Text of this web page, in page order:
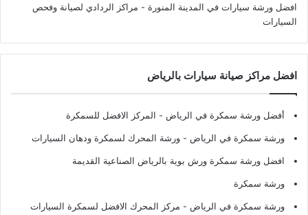
افضل ورشة سيارات في المدينة المنورة - مراكز الردادي لصيانة وفحص
السيارات
افضل مراكز صيانة سيارات بالرياض
أفضل ورشة سمكرة في الرياض - المركز الافضل للسمكرة
ورشة سمكرة في الرياض - ورشة المحرك لسمكرة ودهان السيارات
افضل ورشة سمكرة ورش بوية بالرياض الصناعية القديمة
ورشة سمكرة
ورشة سمكرة في الرياض - مركز المحرك الافضل لسمكرة السيارات